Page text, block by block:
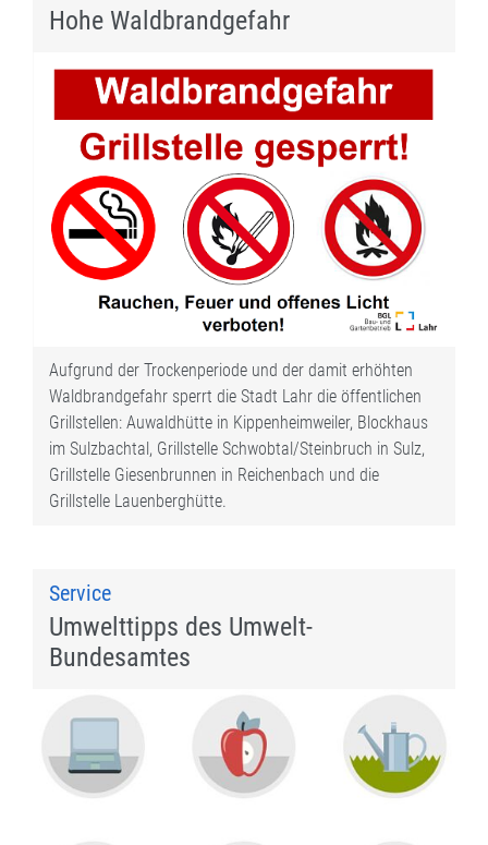
Hohe Waldbrandgefahr
Aufgrund der Trockenperiode und der damit erhöhten
Waldbrandgefahr sperrt die Stadt Lahr die öffentlichen
Grillstellen: Auwaldhütte in Kippenheimweiler, Blockhaus
im Sulzbachtal, Grillstelle Schwobtal/Steinbruch in Sulz,
Grillstelle Giesenbrunnen in Reichenbach und die
Grillstelle Lauenberghütte.
Service
Umwelttipps des Umwelt-
Bundesamtes